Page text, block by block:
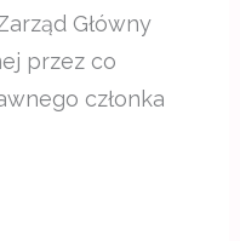
Główny
przez co
członka